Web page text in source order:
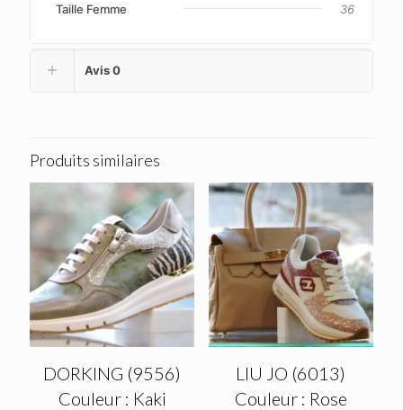
Taille Femme 36
Avis0
Produits similaires
DORKING (9556)
Couleur : Kaki
LIU JO (6013)
Couleur : Rose